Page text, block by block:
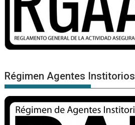
Régimen Agentes Institorios